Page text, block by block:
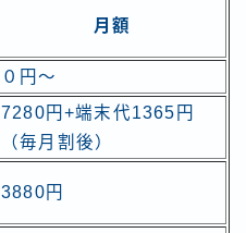
月額
０円〜
7280円+端末代1365円
（毎月割後）
3880円